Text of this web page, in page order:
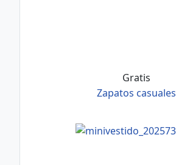
Gratis
Zapatos casuales